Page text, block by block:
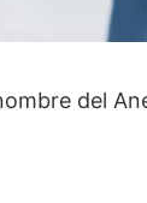
del